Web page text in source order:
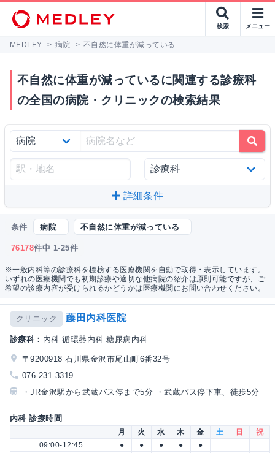
検索 メニュー
MEDLEY > 病院 > 不自然に体重が減っている
不自然に体重が減っているに関連する診療科
の全国の病院・クリニックの検索結果
詳細条件
条件 病院 不自然に体重が減っている
76178件中 1-25件
※一般内科等の診療科を標榜する医療機関を自動で取得・表示しています。
いずれの医療機関でも初期診療や適切な他病院の紹介は原則可能ですが、ご
希望の診療内容が受けられるかどうかは医療機関にお問い合わせください。
クリニック 藤田内科医院
診療科： 内科 循環器内科 糖尿病内科
〒9200918 石川県金沢市尾山町6番32号
076-231-3319
・JR金沢駅から武蔵バス停まで5分 ・武蔵バス停下車、徒歩5分
内科 診療時間
月 火 水 木 金 土 日
祝
09:00-12:45
● ● ● ●
●